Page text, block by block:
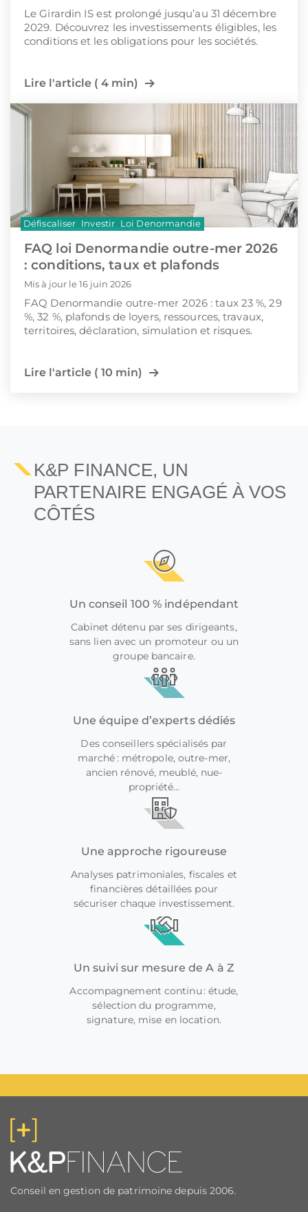
Le Girardin IS est prolongé jusqu’au 31 décembre
2029. Découvrez les investissements éligibles, les
conditions et les obligations pour les sociétés.
Lire l'article ( 4 min)
FAQ loi Denormandie outre-mer 2026
: conditions, taux et plafonds
Mis à jour le 16 juin 2026
FAQ Denormandie outre-mer 2026 : taux 23 %, 29
%, 32 %, plafonds de loyers, ressources, travaux,
territoires, déclaration, simulation et risques.
Lire l'article ( 10 min)
Défiscaliser Investir Loi Denormandie
K&P FINANCE, UN
PARTENAIRE ENGAGÉ À VOS
CÔTÉS
Un conseil 100 % indépendant
Cabinet détenu par ses dirigeants,
sans lien avec un promoteur ou un
groupe bancaire.
Une équipe d’experts dédiés
Des conseillers spécialisés par
marché : métropole, outre-mer,
ancien rénové, meublé, nue-
propriété…
Une approche rigoureuse
Analyses patrimoniales, fiscales et
financières détaillées pour
sécuriser chaque investissement.
Un suivi sur mesure de A à Z
Accompagnement continu : étude,
sélection du programme,
signature, mise en location.
Conseil en gestion de patrimoine depuis 2006.